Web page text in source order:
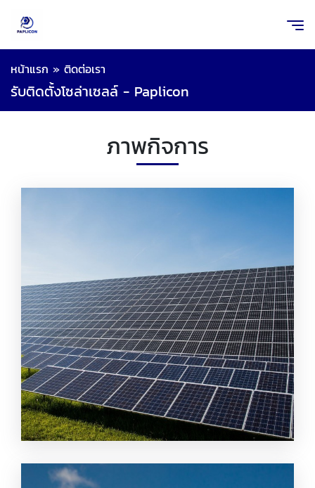
หน้าแรก » ติดต่อเรา
รับติดตั้งโซล่าเซลล์ - Paplicon
ภาพกิจการ